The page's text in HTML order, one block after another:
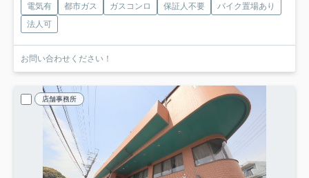
電気有 都市ガス ガスコンロ 保証人不要
バイク置場あり
法人可
お問い合わせください！
店舗事務所